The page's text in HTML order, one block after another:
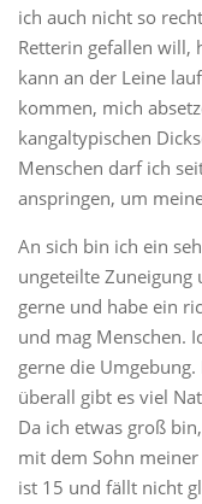
ich auch nicht so
Retterin gefallen will,
kann an der Leine
kommen, mich
kangaltypischen
Menschen darf ich
anspringen, um
An sich bin ich ein
ungeteilte Zuneigung
gerne und habe ein
und mag Menschen.
gerne die
überall gibt es viel
Da ich etwas groß
mit dem Sohn
ist 15 und fällt nicht